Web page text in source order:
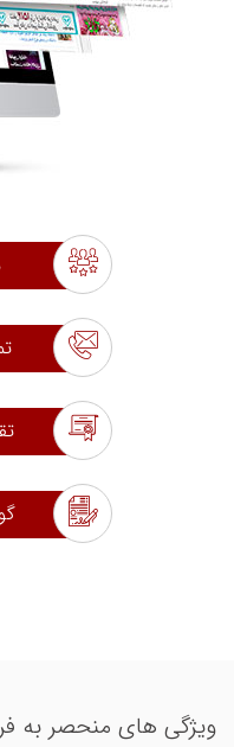
ویژگی های منحصر به